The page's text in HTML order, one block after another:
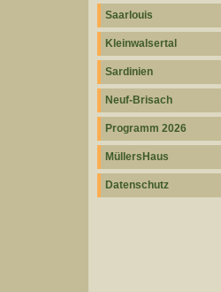
Saarlouis
Kleinwalsertal
Sardinien
Neuf-Brisach
Programm 2026
MüllersHaus
Datenschutz